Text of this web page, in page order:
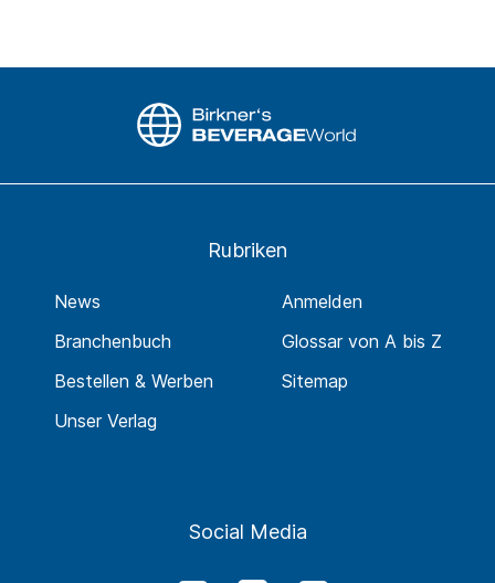
Rubriken
News
Branchenbuch
Bestellen & Werben
Unser Verlag
Anmelden
Glossar von A bis Z
Sitemap
Social Media